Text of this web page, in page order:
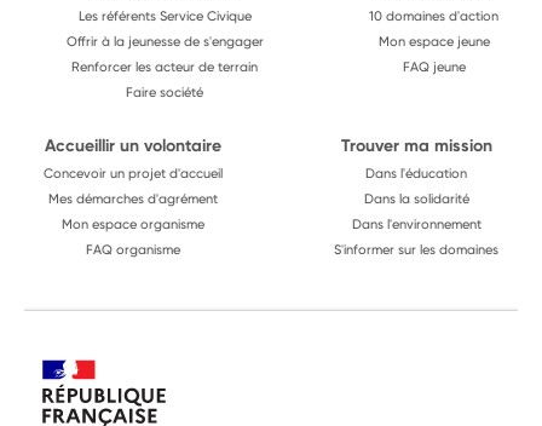
Les référents Service Civique
Offrir à la jeunesse de s'engager
Renforcer les acteur de terrain
Faire société
10 domaines d'action
Mon espace jeune
FAQ jeune
Accueillir un volontaire
Concevoir un projet d'accueil
Mes démarches d'agrément
Mon espace organisme
FAQ organisme
Trouver ma mission
Dans l'éducation
Dans la solidarité
Dans l'environnement
S'informer sur les domaines